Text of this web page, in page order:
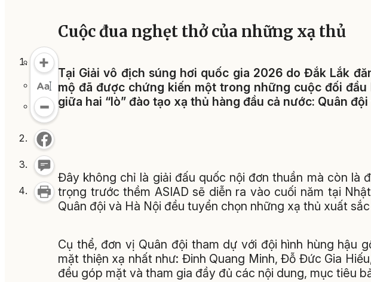
Cuộc đua nghẹt thở của những xạ thủ
Tại Giải vô địch súng hơi quốc gia 2026 do Đắk Lắk
mộ đã được chứng kiến một trong những cuộc đối
giữa hai “lò” đào tạo xạ thủ hàng đầu cả nước: Quân đội
Đây không chỉ là giải đấu quốc nội đơn thuần mà còn là
trọng trước thềm ASIAD sẽ diễn ra vào cuối năm tại
Quân đội và Hà Nội đều tuyển chọn những xạ thủ xuất
Cụ thể, đơn vị Quân đội tham dự với đội hình hùng hậu
mặt thiện xạ nhất như: Đinh Quang Minh, Đỗ Đức Gia
đều góp mặt và tham gia đầy đủ các nội dung, mục tiêu